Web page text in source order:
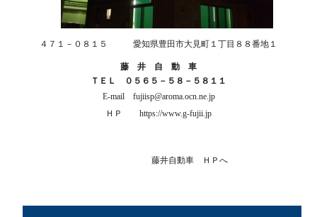
４７１－０８１５ 愛知県豊田市大見町１丁目８８番地１
藤 井 自 動 車
ＴＥＬ ０５６５－５８－５８１１
E-mail fujiisp@aroma.ocn.ne.jp
ＨＰ https://www.g-fujii.jp
藤井自動車 ＨＰへ